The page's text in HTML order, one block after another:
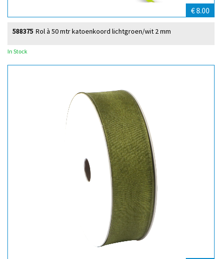
€ 8.00
Rol à 50 mtr katoenkoord lichtgroen/wit 2 mm
588375
In Stock